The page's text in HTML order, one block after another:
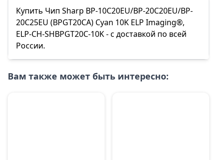
Купить Чип Sharp BP-10С20EU/BP-20С20EU/BP-
20С25EU (BPGT20CA) Cyan 10K ELP Imaging®,
ELP-CH-SHBPGT20C-10K - с доставкой по всей
России.
Вам также может быть интересно: